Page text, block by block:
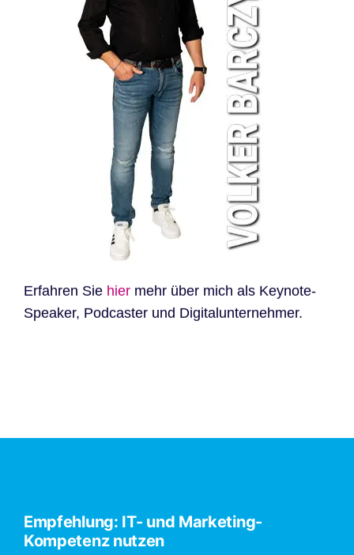
Erfahren Sie hiermehr über mich als Keynote-
Speaker, Podcaster und Digitalunternehmer.
Empfehlung: IT- und Marketing-
Kompetenz nutzen